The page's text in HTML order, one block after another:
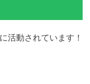
活動されています！